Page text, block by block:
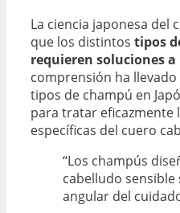
La ciencia japonesa del
que los distintos tipos
requieren soluciones a
comprensión ha
tipos de champú en
para tratar eficazmente
específicas del cuero
“Los champús
cabelludo
angular del